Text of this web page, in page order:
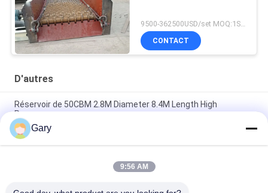
CONTACT
D'autres
Réservoir de 50CBM 2.8M Diameter 8.4M Length High
Pressure
Écran de vibration de asséchage de la granularité 0.35mm de
20TPH 45%
type horizontal broyeur de 23r/min 900×1800mm à boulets de
Gary
9:56 AM